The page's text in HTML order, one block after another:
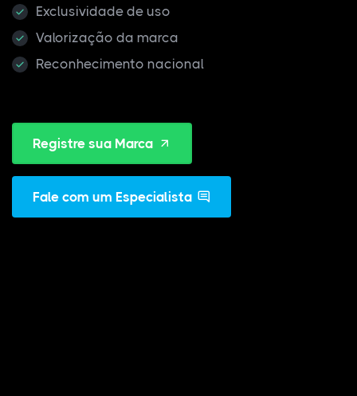
Exclusividade de uso
Valorização da marca
Reconhecimento nacional
Registre sua Marca
Fale com um Especialista